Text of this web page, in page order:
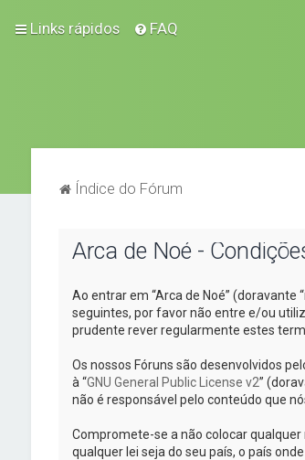
Links rápidos FAQ
Índice do Fórum
Arca de Noé -
Ao entrar em “Arca de Noé” (doravante
seguintes, por favor não entre e/ou
prudente rever regularmente estes
Os nossos Fóruns são desenvolvidos
à “GNU General Public License v2”
não é responsável pelo conteúdo que
Compromete-se a não colocar
qualquer lei seja do seu país, o país